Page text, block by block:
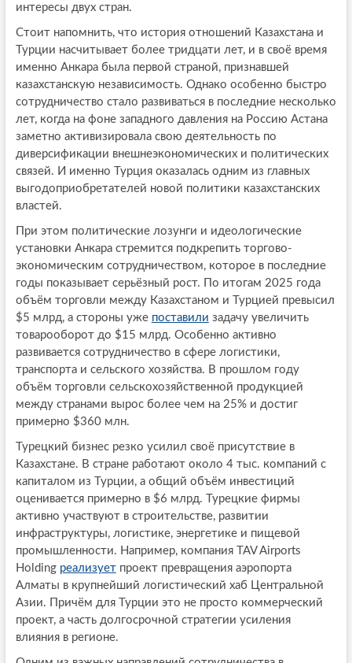
интересы двух стран.
Стоит напомнить, что история отношений Казахстана и
Турции насчитывает более тридцати лет, и в своё время
именно Анкара была первой страной, признавшей
казахстанскую независимость. Однако особенно быстро
сотрудничество стало развиваться в последние несколько
лет, когда на фоне западного давления на Россию Астана
заметно активизировала свою деятельность по
диверсификации внешнеэкономических и политических
связей. И именно Турция оказалась одним из главных
выгодоприобретателей новой политики казахстанских
властей.
При этом политические лозунги и идеологические
установки Анкара стремится подкрепить торгово-
экономическим сотрудничеством, которое в последние
годы показывает серьёзный рост. По итогам 2025 года
объём торговли между Казахстаном и Турцией превысил
$5 млрд, а стороны уже поставили задачу увеличить
товарооборот до $15 млрд. Особенно активно
развивается сотрудничество в сфере логистики,
транспорта и сельского хозяйства. В прошлом году
объём торговли сельскохозяйственной продукцией
между странами вырос более чем на 25% и достиг
примерно $360 млн.
Турецкий бизнес резко усилил своё присутствие в
Казахстане. В стране работают около 4 тыс. компаний с
капиталом из Турции, а общий объём инвестиций
оценивается примерно в $6 млрд. Турецкие фирмы
активно участвуют в строительстве, развитии
инфраструктуры, логистике, энергетике и пищевой
промышленности. Например, компания TAV Airports
Holding реализуетпроект превращения аэропорта
Алматы в крупнейший логистический хаб Центральной
Азии. Причём для Турции это не просто коммерческий
проект, а часть долгосрочной стратегии усиления
влияния в регионе.